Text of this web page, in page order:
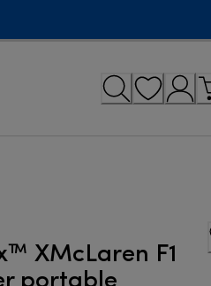
XMcLaren F1
portable